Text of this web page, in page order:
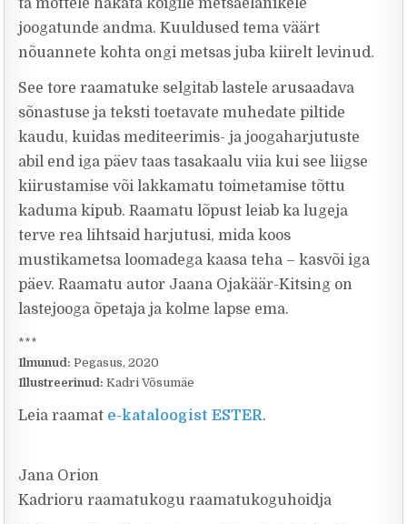
ta mõttele hakata kõigile metsaelanikele
joogatunde andma. Kuuldused tema väärt
nõuannete kohta ongi metsas juba kiirelt levinud.
See tore raamatuke selgitab lastele arusaadava
sõnastuse ja teksti toetavate muhedate piltide
kaudu, kuidas mediteerimis- ja joogaharjutuste
abil end iga päev taas tasakaalu viia kui see liigse
kiirustamise või lakkamatu toimetamise tõttu
kaduma kipub. Raamatu lõpust leiab ka lugeja
terve rea lihtsaid harjutusi, mida koos
mustikametsa loomadega kaasa teha – kasvõi iga
päev. Raamatu autor Jaana Ojakäär-Kitsing on
lastejooga õpetaja ja kolme lapse ema.
***
Ilmunud:Pegasus, 2020
Illustreerinud: Kadri Võsumäe
Leia raamat e-kataloogist ESTER.
Jana Orion
Kadrioru raamatukogu raamatukoguhoidja